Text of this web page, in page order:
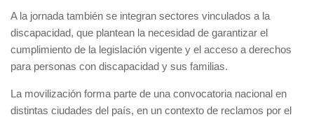
A la jornada también se integran sectores vinculados a la
discapacidad, que plantean la necesidad de garantizar el
cumplimiento de la legislación vigente y el acceso a derechos
para personas con discapacidad y sus familias.
La movilización forma parte de una convocatoria nacional en
distintas ciudades del país, en un contexto de reclamos por el